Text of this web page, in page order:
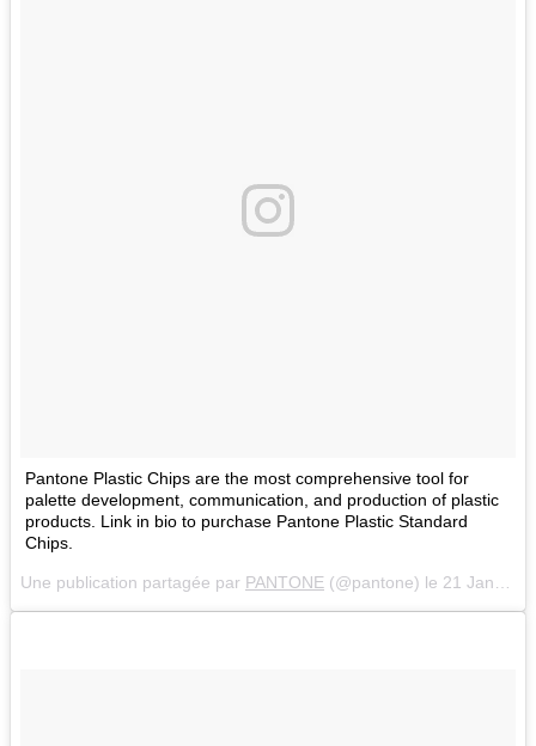
Pantone Plastic Chips are the most comprehensive tool for
palette development, communication, and production of plastic
products. Link in bio to purchase Pantone Plastic Standard
Chips.
Une publication partagée par PANTONE (@pantone) le 21 Janv. 2018 à 8 :02 PST